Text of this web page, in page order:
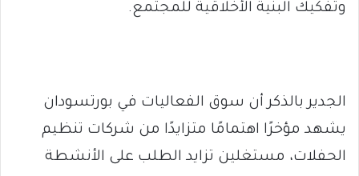
وتفكيك البنية الأخلاقية للمجتمع.
الجدير بالذكر أن سوق الفعاليات في بورتسودان
يشهد مؤخرًا اهتمامًا متزايدًا من شركات تنظيم
الحفلات، مستغلين تزايد الطلب على الأنشطة